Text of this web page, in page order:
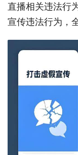
直播相关违法行
宣传违法行为，